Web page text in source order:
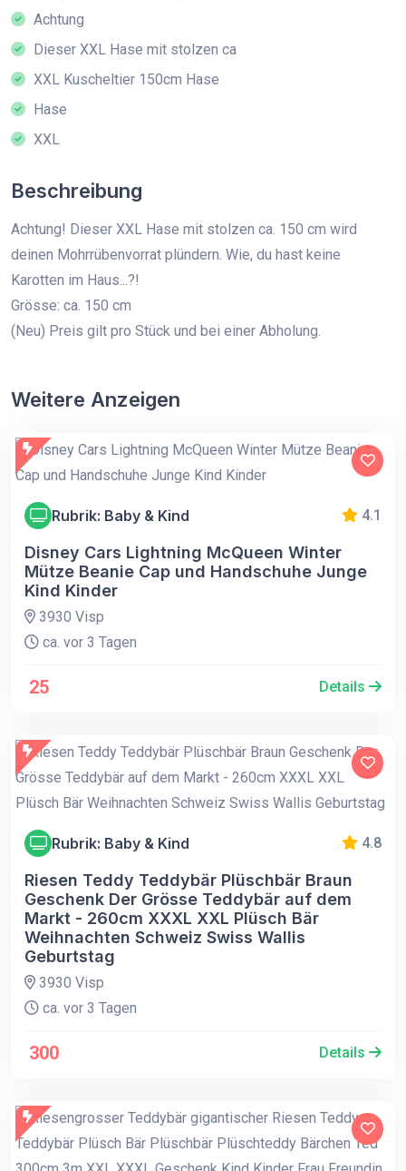
Achtung
Dieser XXL Hase mit stolzen ca
XXL Kuscheltier 150cm Hase
Hase
XXL
Beschreibung
Achtung! Dieser XXL Hase mit stolzen ca. 150 cm wird
deinen Mohrrübenvorrat plündern. Wie, du hast keine
Karotten im Haus...?!
Grösse: ca. 150 cm
(Neu) Preis gilt pro Stück und bei einer Abholung.
Weitere Anzeigen
Rubrik: Baby & Kind 4.1
Disney Cars Lightning McQueen Winter
Mütze Beanie Cap und Handschuhe Junge
Kind Kinder
3930 Visp
ca. vor 3 Tagen
25 Details
Rubrik: Baby & Kind 4.8
Riesen Teddy Teddybär Plüschbär Braun
Geschenk Der Grösse Teddybär auf dem
Markt - 260cm XXXL XXL Plüsch Bär
Weihnachten Schweiz Swiss Wallis
Geburtstag
3930 Visp
ca. vor 3 Tagen
300 Details